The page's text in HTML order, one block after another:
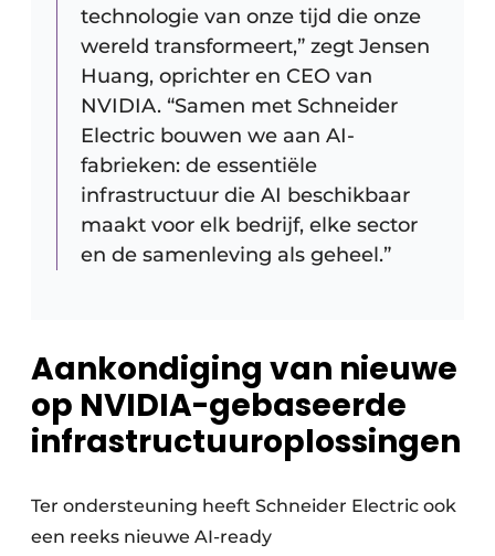
technologie van onze tijd die onze
wereld transformeert,” zegt Jensen
Huang, oprichter en CEO van
NVIDIA. “Samen met Schneider
Electric bouwen we aan AI-
fabrieken: de essentiële
infrastructuur die AI beschikbaar
maakt voor elk bedrijf, elke sector
en de samenleving als geheel.”
Aankondiging van nieuwe
op NVIDIA-gebaseerde
infrastructuuroplossingen
Ter ondersteuning heeft Schneider Electric ook
een reeks nieuwe AI-ready